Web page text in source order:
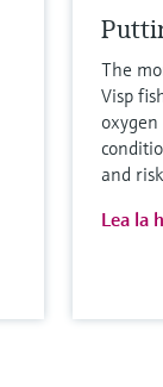
The
Visp
and
Lea la